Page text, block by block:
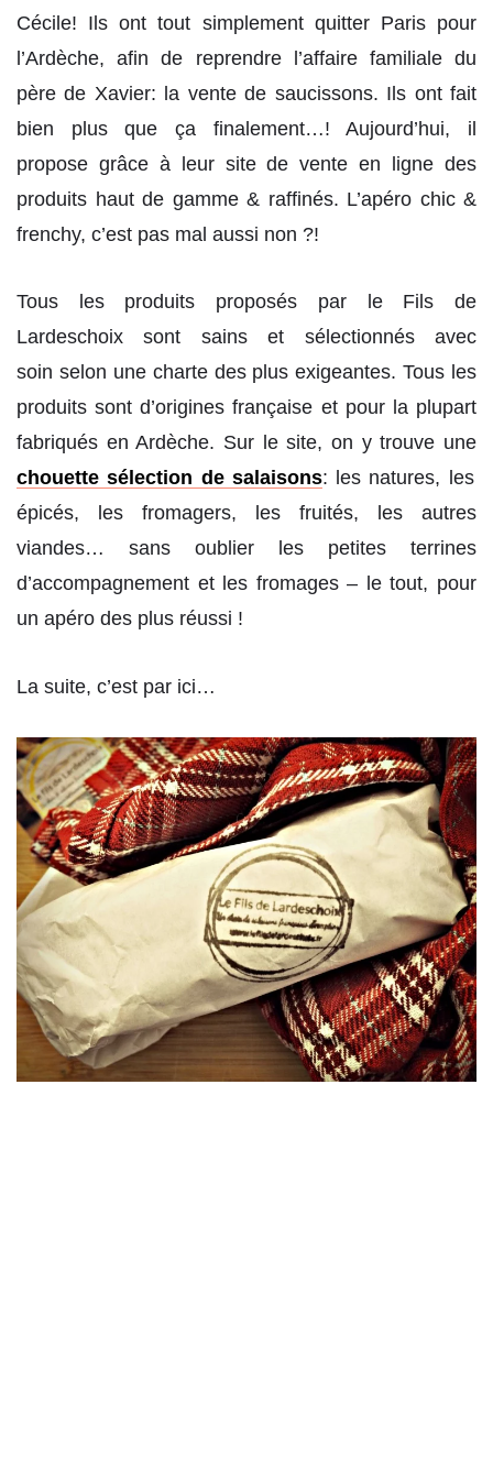
Cécile! Ils ont tout simplement quitter Paris pour
l’Ardèche, afin de reprendre l’affaire familiale du
père de Xavier: la vente de saucissons. Ils ont fait
bien plus que ça finalement…! Aujourd’hui, il
propose grâce à leur site de vente en ligne des
produits haut de gamme & raffinés. L’apéro chic &
frenchy, c’est pas mal aussi non ?!
Tous les produits proposés par le Fils de
Lardeschoix sont sains et sélectionnés avec
soin selon une charte des plus exigeantes. Tous les
produits sont d’origines française et pour la plupart
fabriqués en Ardèche. Sur le site, on y trouve une
chouette sélection de salaisons: les natures, les
épicés, les fromagers, les fruités, les autres
viandes… sans oublier les petites terrines
d’accompagnement et les fromages – le tout, pour
un apéro des plus réussi !
La suite, c’est par ici…